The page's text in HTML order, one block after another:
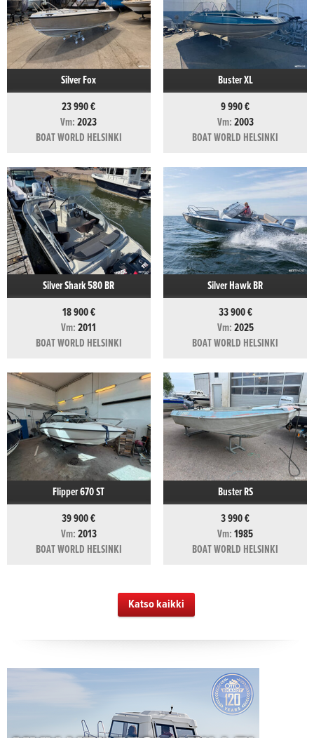
Silver Fox
23 990 €
Vm:2023
BOAT WORLD HELSINKI
Buster XL
9 990 €
Vm:2003
BOAT WORLD HELSINKI
Silver Shark 580 BR
18 900 €
Vm:2011
BOAT WORLD HELSINKI
Silver Hawk BR
33 900 €
Vm:2025
BOAT WORLD HELSINKI
Flipper 670 ST
39 900 €
Vm:2013
BOAT WORLD HELSINKI
Buster RS
3 990 €
Vm:1985
BOAT WORLD HELSINKI
Katso kaikki